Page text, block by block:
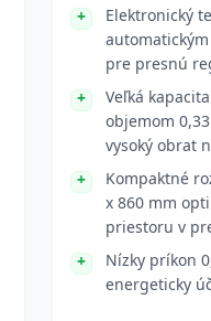
Elektronický
pre presnú
Veľká
objemom
vysoký obrat
Kompaktné
x 860 mm
priestoru v
Nízky príkon
energeticky